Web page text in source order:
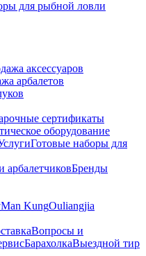
для рыбной ловли
аксессуаров
арбалетов
Готовые наборы для
Бренды
Man KungOuliangjia
Вопросы и
БарахолкаВыездной тир